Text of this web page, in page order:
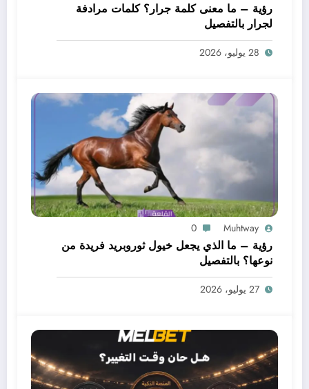
رؤية – ما معنى كلمة جرار؟ كلمات مرادفة
لجرار بالتفصيل
28 يوليو، 2026
Muhtway
0
رؤية – ما الذي يجعل خيول ثوروبريد فريدة من
نوعها؟ بالتفصيل
27 يوليو، 2026